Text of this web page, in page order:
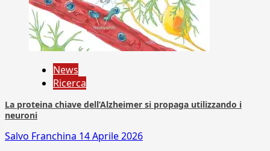
News
Ricerca
La proteina chiave dell’Alzheimer si propaga utilizzando i
neuroni
Salvo Franchina 14 Aprile 2026